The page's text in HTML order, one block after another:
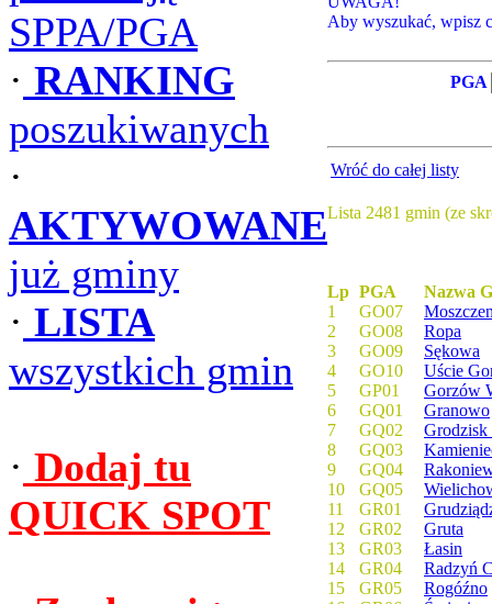
SPPA/PGA
· RANKING
poszukiwanych
·
AKTYWOWANE
już gminy
· LISTA
wszystkich gmin
· Dodaj tu
QUICK SPOT
Aby wyszukać, wpisz
PGA
Wróć do całej listy
Lista 2481 gmin (ze
Lp PGA
Nazwa
1
GO07
2
GO08
Ropa
3
GO09
Sękowa
4
GO10
Uście
5
GP01
Gorzów
6
GQ01
Granowo
7
GQ02
8
GQ03
9
GQ04
10
GQ05
11
GR01
12
GR02
Gruta
13
GR03
Łasin
14
GR04
Radzyń
15
GR05
Rogóźno